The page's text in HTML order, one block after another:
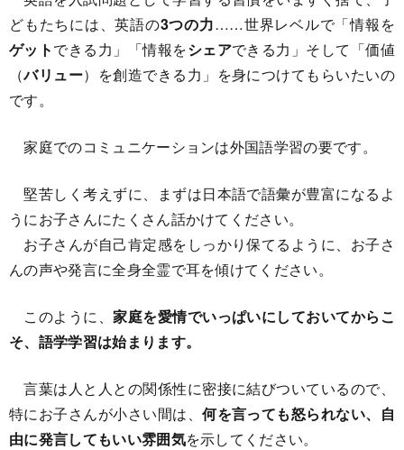
どもたちには、英語の3つの力……世界レベルで「情報を
ゲットできる力」「情報をシェアできる力」そして「価値
（バリュー）を創造できる力」を身につけてもらいたいの
です。
家庭でのコミュニケーションは外国語学習の要です。
堅苦しく考えずに、まずは日本語で語彙が豊富になるよ
うにお子さんにたくさん話かけてください。
お子さんが自己肯定感をしっかり保てるように、お子さ
んの声や発言に全身全霊で耳を傾けてください。
このように、家庭を愛情でいっぱいにしておいてからこ
そ、語学学習は始まります。
言葉は人と人との関係性に密接に結びついているので、
特にお子さんが小さい間は、何を言っても怒られない、自
由に発言してもいい雰囲気を示してください。